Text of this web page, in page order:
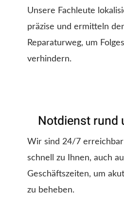
Unsere Fachleute
präzise und ermitteln
Reparaturweg, um
verhindern.
Notdienst rund
Wir sind 24/7
schnell zu Ihnen, auch
Geschäftszeiten, um
zu beheben.